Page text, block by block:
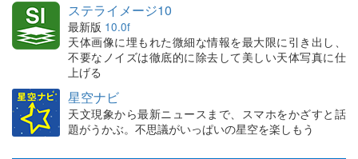
ステライメージ10
最新版 10.0f
天体画像に埋もれた微細な情報を最大限に引き出し、
不要なノイズは徹底的に除去して美しい天体写真に仕
上げる
星空ナビ
天文現象から最新ニュースまで、スマホをかざすと話
題がうかぶ。不思議がいっぱいの星空を楽しもう